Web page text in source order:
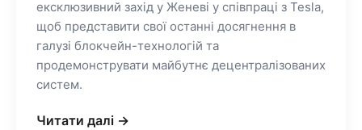
ексклюзивний захід у Женеві у співпраці з Tesla,
щоб представити свої останні досягнення в
галузі блокчейн-технологій та
продемонструвати майбутнє децентралізованих
систем.
Читати далі →